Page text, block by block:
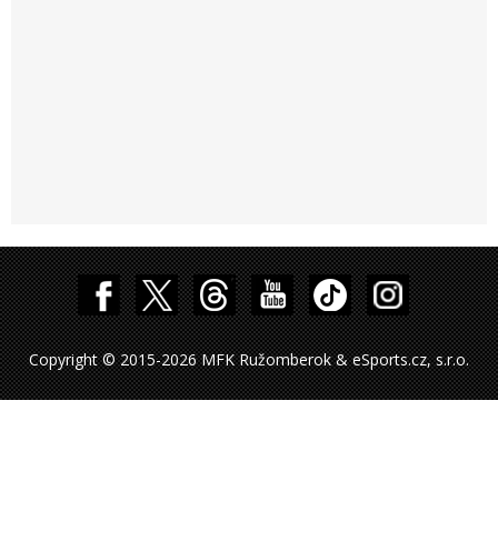
Copyright © 2015-2026 MFK Ružomberok & eSports.cz, s.r.o.